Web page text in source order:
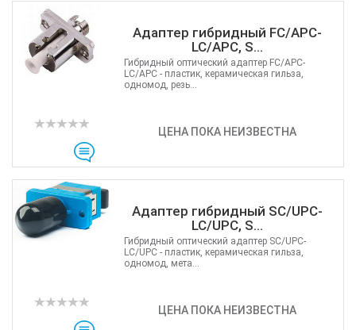
Адаптер гибридный FC/APC-
LC/APC, S...
ЦЕНА ПОКА НЕИЗВЕСТНА
Гибридный оптический адаптер FC/APC-
LC/APC - пластик, керамическая гильза,
одномод, резь...
Адаптер гибридный SC/UPC-
LC/UPC, S...
ЦЕНА ПОКА НЕИЗВЕСТНА
Гибридный оптический адаптер SC/UPC-
LC/UPC - пластик, керамическая гильза,
одномод, мета...